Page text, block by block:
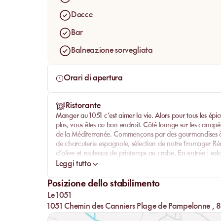
Docce
Bar
Balneazione sorvegliata
Orari di apertura
Ristorante
Manger au 1051 c’est aimer la vie. Alors pour tous les
plus, vous êtes au bon endroit. Côté lounge sur les
de la Méditerranée. Commençons par des
de charcuterie espagnole, sélection de notre fromager
d’olive et rouleaux de printemps au crabe. En entrée :
croustillant d’algue, stracciatella, ceviche de bonite,
le grill (environ 1kg) et pièce du boucher. Côté mer :
snackée, poisson sauvage entier (selon arrivage) et
palourdes ou tagliatelles à la truffe d’été. Côté kids :
moment et macaroni beurre ou sauce tomate. Enfin,
gourmand et une assiette de pastèque pour finir sur une
Leggi tutto
Posizione dello stabilimento
Le 1051
1051 Chemin des Canniers Plage de Pampelonne ,